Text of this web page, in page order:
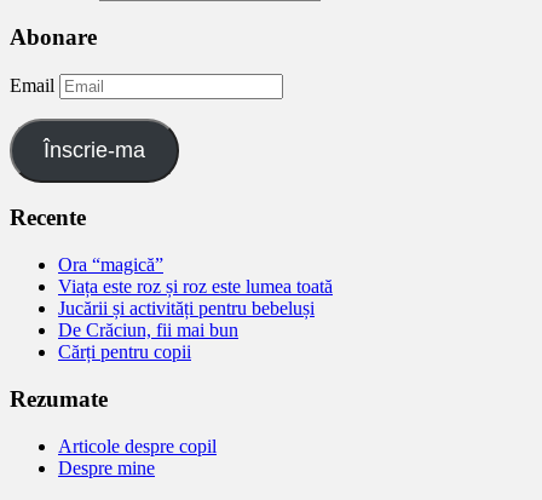
Abonare
Email
Înscrie-ma
Recente
Ora “magică”
Viața este roz și roz este lumea toată
Jucării și activități pentru bebeluși
De Crăciun, fii mai bun
Cărți pentru copii
Rezumate
Articole despre copil
Despre mine